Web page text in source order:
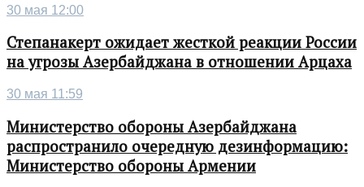
30 мая 12:00
Степанакерт ожидает жесткой реакции России
на угрозы Азербайджана в отношении Арцаха
30 мая 11:59
Министерство обороны Азербайджана
распространило очередную дезинформацию:
Министерство обороны Армении